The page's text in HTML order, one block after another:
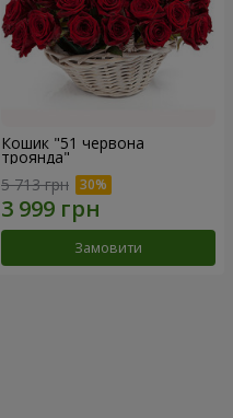
Кошик "51 червона
троянда"
5 713 грн
Замовити